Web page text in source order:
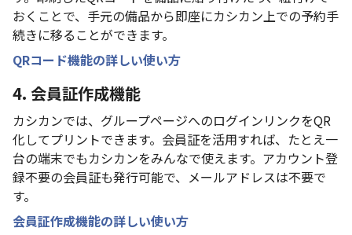
おくことで、手元の備品から即座にカシカン上での予約手
続きに移ることができます。
QRコード機能の詳しい使い方
4. 会員証作成機能
カシカンでは、グループページへのログインリンクをQR
化してプリントできます。会員証を活用すれば、たとえ一
台の端末でもカシカンをみんなで使えます。アカウント登
録不要の会員証も発行可能で、メールアドレスは不要で
す。
会員証作成機能の詳しい使い方